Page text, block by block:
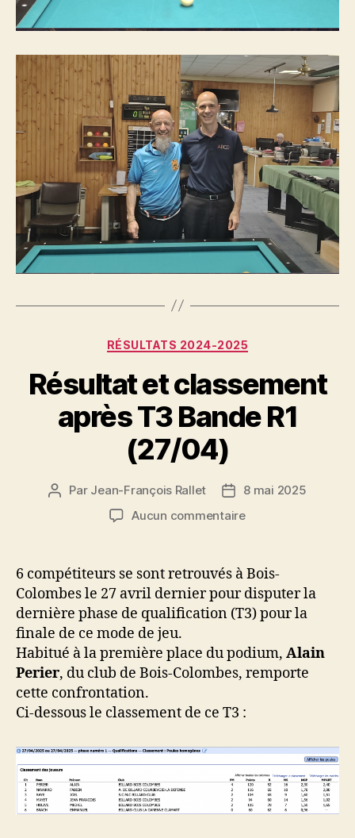
Catégories
RÉSULTATS 2024-2025
Résultat et classement
après T3 Bande R1
(27/04)
Auteur
Par Jean-François Rallet
Date
de
8 mai 2025
Aucun commentairesur
classement
après
T3
Bande
(27/04)
6 compétiteurs se sont retrouvés à Bois-
Colombes le 27 avril dernier pour disputer la
dernière phase de qualification (T3) pour la
finale de ce mode de jeu.
Habitué à la première place du podium, Alain
Perier, du club de Bois-Colombes, remporte
cette confrontation.
Ci-dessous le classement de ce T3 :